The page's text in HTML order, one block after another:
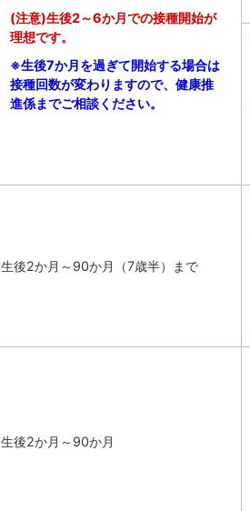
(注意)生後2～6か月での接種開始が
理想です。
※生後7か月を過ぎて開始する場合は
接種回数が変わりますので、健康推
進係までご相談ください。
生後2か月～90か月（7歳半）まで
生後2か月～90か月